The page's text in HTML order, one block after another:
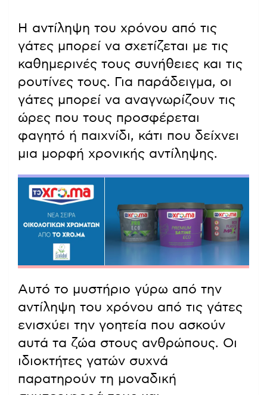
Η αντίληψη του χρόνου από τις
γάτες μπορεί να σχετίζεται με τις
καθημερινές τους συνήθειες και τις
ρουτίνες τους. Για παράδειγμα, οι
γάτες μπορεί να αναγνωρίζουν τις
ώρες που τους προσφέρεται
φαγητό ή παιχνίδι, κάτι που δείχνει
μια μορφή χρονικής αντίληψης.
Αυτό το μυστήριο γύρω από την
αντίληψη του χρόνου από τις γάτες
ενισχύει την γοητεία που ασκούν
αυτά τα ζώα στους ανθρώπους. Οι
ιδιοκτήτες γατών συχνά
παρατηρούν τη μοναδική